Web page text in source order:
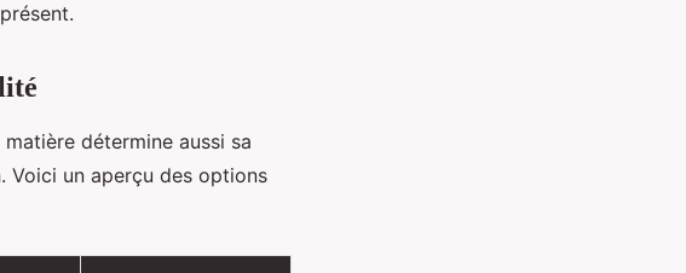
détermine aussi sa
Voici un aperçu des options